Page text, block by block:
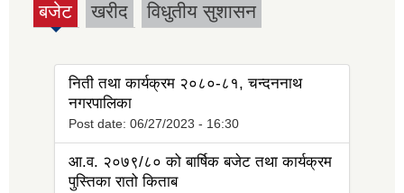
बजेट
(active
खरीद विधुतीय सुशासन
निती तथा कार्यक्रम २०८०-८१, चन्दननाथ
नगरपालिका
Post date: 06/27/2023 - 16:30
आ.व. २०७९/८० को बार्षिक बजेट तथा कार्यक्रम
पुस्तिका रातो किताब